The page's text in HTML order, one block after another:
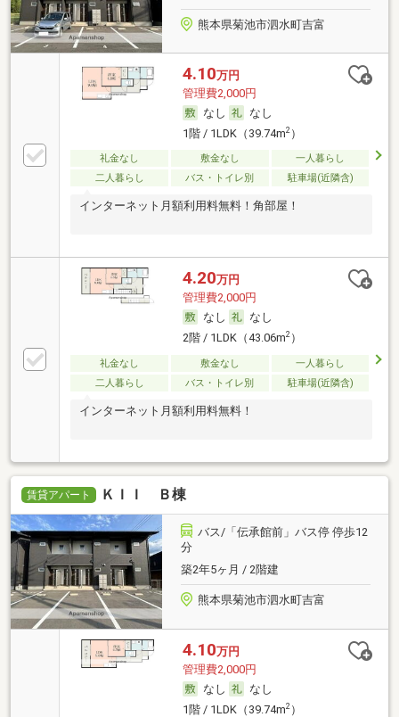
熊本県菊池市泗水町吉富
4.10万円
管理費2,000円
なし
なし
1階 / 1LDK（39.74m2）
礼金なし 敷金なし
一人暮らし
二人暮らし
バス・トイレ別 駐車場(近隣含)
インターネット月額利用料無料！角部屋！
4.20万円
管理費2,000円
なし
なし
2階 / 1LDK（43.06m2）
礼金なし 敷金なし
一人暮らし
二人暮らし
バス・トイレ別 駐車場(近隣含)
インターネット月額利用料無料！
賃貸アパート ＫＩＩ Ｂ棟
バス/「伝承館前」バス停 停歩12
分
築2年5ヶ月 / 2階建
熊本県菊池市泗水町吉富
4.10万円
管理費2,000円
なし
なし
1階 / 1LDK（39.74m2）